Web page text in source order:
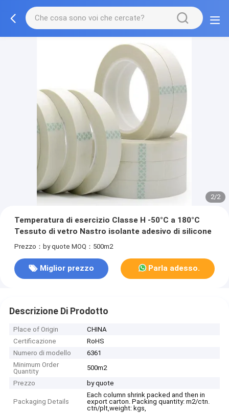
2/2
Temperatura di esercizio Classe H -50°C a 180°C
Tessuto di vetro Nastro isolante adesivo di silicone
Prezzo：by quote MOQ：500m2
Miglior prezzo Parla adesso.
Descrizione Di Prodotto
Place of Origin
CHINA
Certificazione
RoHS
Numero di modello
6361
Minimum Order
Quantity
500m2
Prezzo
by quote
Packaging Details
Each column shrink packed and then in
export carton. Packing quantity: m2/ctn.
ctn/plt,weight: kgs,